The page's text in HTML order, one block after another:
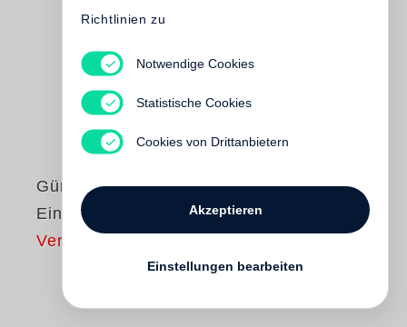
Günter Grass
Ein weites Feld
Vergriffen
Richtlinien zu
Notwendige Cookies
Statistische Cookies
Cookies von Drittanbietern
Akzeptieren
Einstellungen bearbeiten